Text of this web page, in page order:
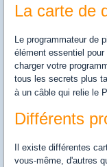
La carte de
Le programmateur de
élément essentiel
charger votre
tous les secrets plus
à un câble qui relie le
Différents
Il existe différentes
vous-même, d'autres